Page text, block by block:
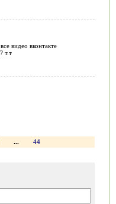
видео вконтакте
т.т
... 44